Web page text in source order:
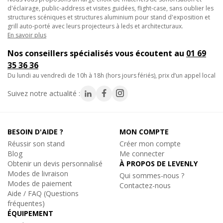
3.Construction de passerelles sécurisées :dans le cadre de
la mise en place de passerelles ou de plateformes surélevées,
cette fixation pour pratos est idéale pour installer des garde-
corps aux angles, offrant une sécurité accrue aux utilisateurs.
PLTS-GC1, Accessoire Praticable de Scène
Fixation de Garde-Corps à barreaux Droits
162€ TTC
En stock, livré sous 24/48h
Réf. 14946
d'éclairage, public-address et visites guidées, flight-case, sans oublier les
structures scéniques et structures aluminium pour stand d'exposition et
grill auto-porté avec leurs projecteurs à leds et architecturaux.
En savoir plus
Nos conseillers spécialisés vous écoutent au 01 69
35 36 36
du lundi au vendredi de 10h à 18h (hors jours fériés), prix d’un appel local
Suivez notre actualité :
BESOIN D'AIDE ?
Réussir son stand
Blog
Obtenir un devis personnalisé
Modes de livraison
Modes de paiement
Aide / FAQ (Questions
fréquentes)
ÉQUIPEMENT
MON COMPTE
Créer mon compte
Me connecter
À PROPOS DE LEVENLY
Qui sommes-nous ?
Contactez-nous